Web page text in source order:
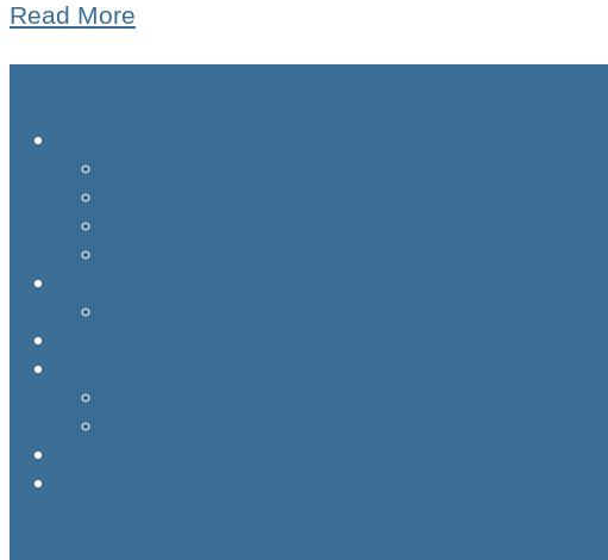
Read More